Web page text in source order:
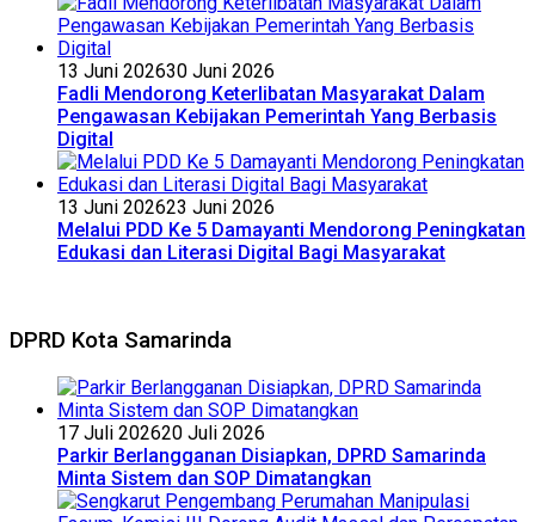
13 Juni 202630 Juni 2026
Fadli Mendorong Keterlibatan Masyarakat Dalam
Pengawasan Kebijakan Pemerintah Yang Berbasis
Digital
13 Juni 202623 Juni 2026
Melalui PDD Ke 5 Damayanti Mendorong Peningkatan
Edukasi dan Literasi Digital Bagi Masyarakat
DPRD Kota Samarinda
17 Juli 202620 Juli 2026
Parkir Berlangganan Disiapkan, DPRD Samarinda
Minta Sistem dan SOP Dimatangkan